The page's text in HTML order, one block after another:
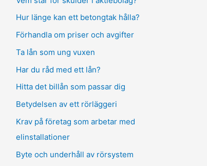
Hur länge kan ett betongtak hålla?
Förhandla om priser och avgifter
Ta lån som ung vuxen
Har du råd med ett lån?
Hitta det billån som passar dig
Betydelsen av ett rörläggeri
Krav på företag som arbetar med
elinstallationer
Byte och underhåll av rörsystem